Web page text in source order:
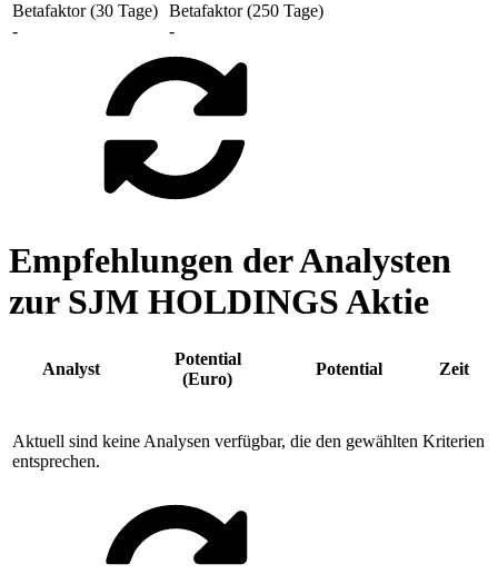
Betafaktor (30 Tage)
-
Betafaktor (250 Tage)
-
Empfehlungen der Analysten
zur SJM HOLDINGS Aktie
Analyst
Potential
(Euro)
Potential Zeit
Aktuell sind keine Analysen verfügbar, die den gewählten Kriterien
entsprechen.